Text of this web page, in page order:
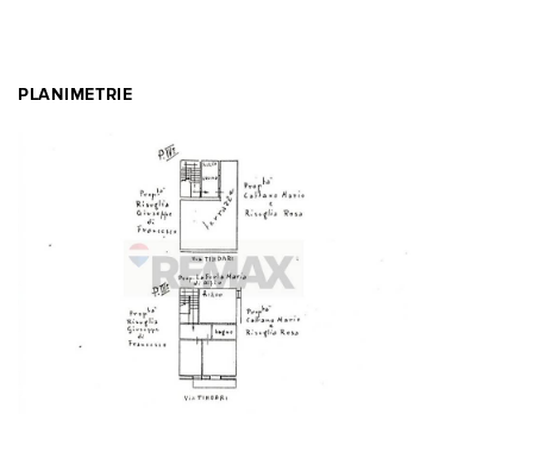
PLANIMETRIE